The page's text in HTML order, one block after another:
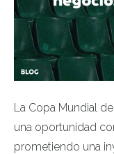
La Copa Mundial
una oportunidad
prometiendo una